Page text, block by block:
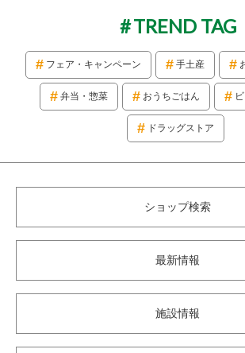
TREND TAG
フェア・キャンペーン 手土産
弁当・惣菜 おうちごはん
ドラッグストア
ショップ検索
最新情報
施設情報